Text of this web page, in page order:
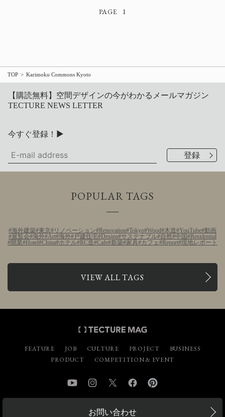
1
TOP Karimoku Commons Kyoto
【購読無料】空間デザインの今がわかるメールマガジン
TECTURE NEWS LETTER
今すぐ登録！▶
POPULAR TAGS
海外建築 東京 リノベーション Renovation Tokyo Wood 木造 YouTube 動画
展覧会 海外 Art 海外 戸建住宅 Design サステナブル 自然 中国
Residential
開業
Hotel China ホテル RC造 Cafe 新築 家具 カフェ Report 現地レポート
VIEW ALL TAGS
FEATURE JOB CULTURE PROJECT
BUSINESS
PRODUCT
COMPETITION & EVENT
YouTube InstagramTwitter Facebook
お問い合わせ